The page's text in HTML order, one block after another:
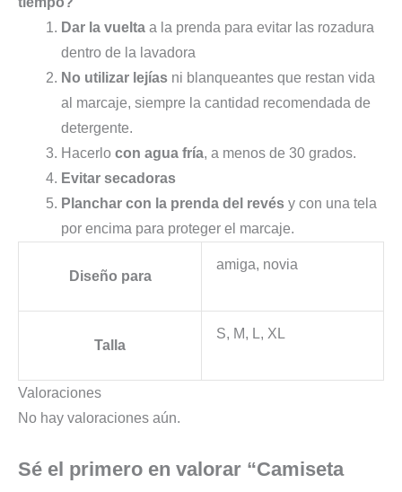
Dar la vuelta a la prenda para evitar las rozadura
dentro de la lavadora
No utilizar lejías ni blanqueantes que restan vida
al marcaje, siempre la cantidad recomendada de
detergente.
Hacerlo con agua fría, a menos de 30 grados.
Evitar secadoras
Planchar con la prenda del revés y con una tela
por encima para proteger el marcaje.
Diseño para
amiga, novia
Talla
S, M, L, XL
Valoraciones
No hay valoraciones aún.
Sé el primero en valorar “Camiseta